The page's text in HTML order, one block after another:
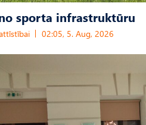
sporta infrastruktūru
02:05, 5. Aug, 2026